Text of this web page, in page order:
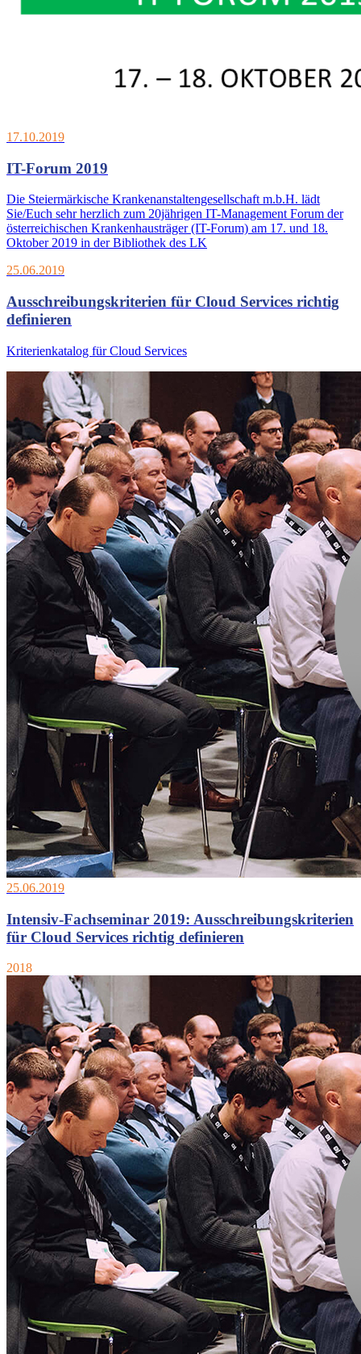
17.10.2019
IT-Forum 2019
Die Steiermärkische Krankenanstaltengesellschaft m.b.H. lädt
Sie/Euch sehr herzlich zum 20jährigen IT-Management Forum der
österreichischen Krankenhausträger (IT-Forum) am 17. und 18.
Oktober 2019 in der Bibliothek des LK
25.06.2019
Ausschreibungskriterien für Cloud Services richtig
definieren
Kriterienkatalog für Cloud Services
25.06.2019
Intensiv-Fachseminar 2019: Ausschreibungskriterien
für Cloud Services richtig definieren
2018